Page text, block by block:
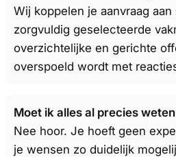
Wij koppelen je aanvraag
zorgvuldig geselecteerde
overzichtelijke en gerichte
overspoeld wordt met
Moet ik alles al precies
Nee hoor. Je hoeft geen
je wensen zo duidelijk